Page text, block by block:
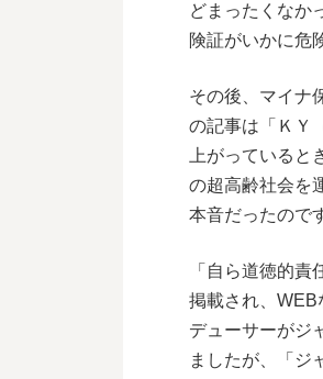
どまったくなか
険証がいかに危
その後、マイナ
の記事は「ＫＹ
上がっている
の超高齢社会を
本音だったので
「自ら道徳的
掲載され、WEB
デューサーがジ
ましたが、「ジ